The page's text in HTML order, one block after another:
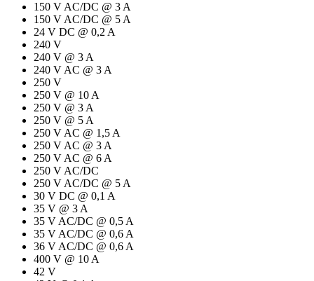
150 V AC/DC @ 3 A
150 V AC/DC @ 5 A
24 V DC @ 0,2 A
240 V
240 V @ 3 A
240 V AC @ 3 A
250 V
250 V @ 10 A
250 V @ 3 A
250 V @ 5 A
250 V AC @ 1,5 A
250 V AC @ 3 A
250 V AC @ 6 A
250 V AC/DC
250 V AC/DC @ 5 A
30 V DC @ 0,1 A
35 V @ 3 A
35 V AC/DC @ 0,5 A
35 V AC/DC @ 0,6 A
36 V AC/DC @ 0,6 A
400 V @ 10 A
42 V